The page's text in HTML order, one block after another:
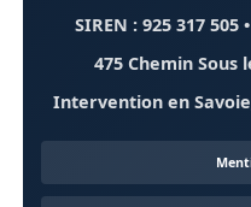
SIREN : 925 317 505
475 Chemin Sous
Intervention en